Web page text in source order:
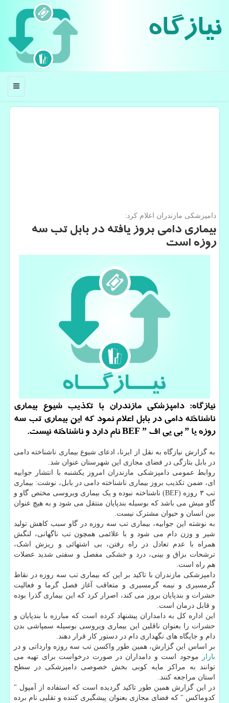
نیازگاه
منو
دامپزشكی مازندران اعلام كرد:
بیماری دامی بروز یافته در بابل تب سه
روزه است
نیازگاه: دامپزشكی مازندران با تكذیب شیوع بیماری
ناشناخته دامی در بابل اعلام نمود كه این بیماری تب سه
روزه یا ˮ بی یی اف BEF ˮ نام دارد و ناشناخته نیست.
به گزارش نیازگاه به نقل از ایرنا، ادعای شیوع بیماری ناشناخته دامی
در بابل بتازگی در فضای مجازی این شهرستان عنوان شد.
روابط عمومی دامپزشکی مازندران امروز یکشنبه با انتشار جوابیه
ای، ضمن تکذیب بروز بیماری ناشناخته دامی در بابل، نوشت: بیماری
تب ۳ روزه (BEF) ناشناخته نبوده و یک بیماری ویروسی مختص گاو و
گاو میش می باشد که بوسیله بندپایان منتقل می شود و به هیچ عنوان
بین انسان و حیوان مشترک نیست.
به نوشته این جوابیه، بیماری تب سه روزه در گاو سبب کاهش تولید
شیر و وزن دام می شود و با علائمی همچون تب ناگهانی، لنگش
همراه با عدم تعادل در راه رفتن، بی اشتهائی و ریزش اشک،
ترشحات بزاق و بینی، درد و خشکی مفصل و سفتی شدید عضلات
هم راه است.
دامپزشکی مازندران با تاکید بر این که بیماری تب سه روزه در نقاط
گرمسیری و نیمه گرمسیری و متعاقب آغاز فصل گرما و فعالیت
حشرات و بندپایان بروز می کند، اصرار کرد که این بیماری گذرا بوده
و قابل درمان است.
این اداره کل به دامداران پیشنهاد کرده است که مبارزه با بندپایان و
حشرات را بعنوان ناقلین این بیماری ویروسی بوسیله سمپاشی بدن
دام و جایگاه های نگهداری دام در دستور کار قرار دهند.
بر اساس این گزارش، همین طور واکسن تب سه روزه وارداتی و در
بازار
موجود است و دامداران در صورت درخواست برای تهیه می
توانند به مراکز مایه کوبی بخش خصوصی دامپزشکی در سطح
استان مراجعه کنند.
در این گزارش همین طور تاکید گردیده است که استفاده از آمپول "
کدوماکس " که فضای مجازی بعنوان پیشگیری کننده و تقلبی نام برده